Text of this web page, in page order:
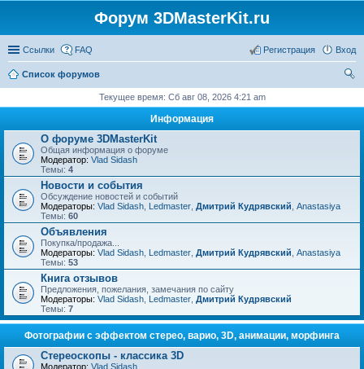
Форум 3DMasterKit.ru
Ссылки FAQ Вход
Регистрация
Список форумов
Текущее время: Сб авг 08, 2026 4:21 am
Информация
О форуме 3DMasterKit
Общая информация о форуме
Модератор: Vlad Sidash
Темы: 4
Новости и события
Обсуждение новостей и событий
Модераторы: Vlad Sidash Ledmaster Дмитрий Кудрявский Anastasiya
Темы: 60
Объявления
Покупка/продажа...
Модераторы: Vlad Sidash Ledmaster Дмитрий Кудрявский Anastasiya
Темы: 53
Книга отзывов
Предложения, пожелания, замечания по сайту
Модераторы: Vlad Sidash Ledmaster Дмитрий Кудрявский
Темы: 7
Фотографии с эффектом стерео, варио, 3D, анимации, морфинга
Стереоскопы - классика 3D
Модератор: Vlad Sidash